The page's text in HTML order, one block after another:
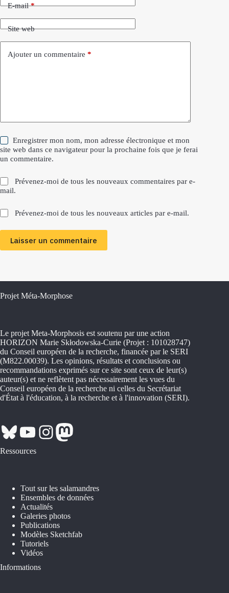
E-mail*
Site web
Ajouter un commentaire *
Enregistrer mon nom, mon adresse électronique et mon
site web dans ce navigateur pour la prochaine fois que je ferai
un commentaire.
Prévenez-moi de tous les nouveaux commentaires par e-
mail.
Prévenez-moi de tous les nouveaux articles par e-mail.
Laisser un commentaire
Projet Méta-Morphose
Le projet Meta-Morphosis est soutenu par une action
HORIZON Marie Skłodowska-Curie (Projet : 101028747)
du Conseil européen de la recherche, financée par le SERI
(M822.00039). Les opinions, résultats et conclusions ou
recommandations exprimés sur ce site sont ceux de leur(s)
auteur(s) et ne reflètent pas nécessairement les vues du
Conseil européen de la recherche ni celles du Secrétariat
d'État à l'éducation, à la recherche et à l'innovation (SERI).
Bluesky
YouTube
Instagram
Mastodon
Ressources
Tout sur les salamandres
Ensembles de données
Actualités
Galeries photos
Publications
Modèles Sketchfab
Tutoriels
Vidéos
Informations